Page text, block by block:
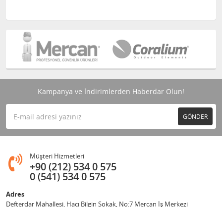
Kampanya ve İndirimlerden Haberdar Olun!
GÖNDER
Müşteri Hizmetleri
+90 (212) 534 0 575
0 (541) 534 0 575
Adres
Defterdar Mahallesi, Hacı Bilgin Sokak, No:7 Mercan İş Merkezi